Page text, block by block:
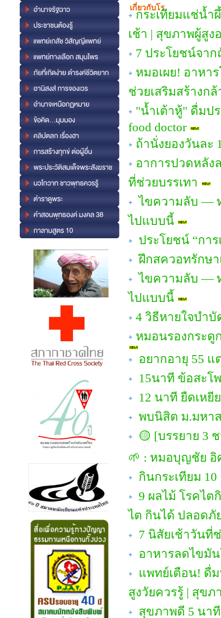
เกี่ยวกับโร
กระเทียมแช่น้ำ
เช้า | สุขภาพผู้สูง
7 ประโยชน์จา
หมอเผย! อาหา
ช่วยเสริมสร้างกล้
"น้ำเต้าหู้" ดื่มป
food doctor
ถ้านั่งยองวันละ
อาการปวดหลัง
ที่ช่วยบรรเทา
ไขความลับ —
ไปแบบนี้
ประโยชน์ “การ
ฝึกสควอทรักษา
ไขความลับ —
ไปแบบนี้
4 วิธีหายใจบำ
หมอนรองกระดู
อยากอายุ 55 แ
15นาที ข้อสะโ
12 นาที ยืดเห
พบนิสิต ม.มหา
🟡 [บรรยาย 3
🌱 : หมอบุญชัย อิ
กินกระเทียม
9 ผลไม้ โรคไต
ไต กินได้ ปลอดภั
7 นิสัยเช้าวันที่
อาหารลดไขมัน
แพทย์เตือน! ดื่
สูงวัยควรรู้ | สุขภ
สุขภาพดี 5 นา